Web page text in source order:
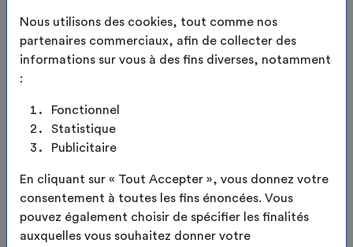
Nous utilisons des cookies, tout comme nos
partenaires commerciaux, afin de collecter des
informations sur vous à des fins diverses, notamment
:
Fonctionnel
Statistique
Publicitaire
En cliquant sur « Tout Accepter », vous donnez votre
consentement à toutes les fins énoncées. Vous
pouvez également choisir de spécifier les finalités
auxquelles vous souhaitez donner votre
LARGEUR DES BARRES DE TRAVÉES
HAUTEUR DES BARRES DE TRAVÉES
CONTINUER